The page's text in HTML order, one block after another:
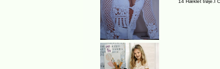
14 Hæklet trøje.I